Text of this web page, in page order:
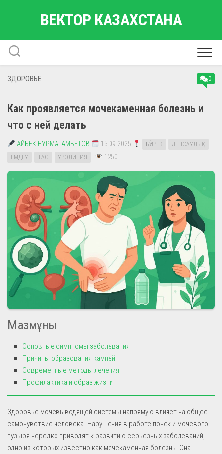
ВЕКТОР КАЗАХСТАНА
ЗДОРОВЬЕ 0
Как проявляется мочекаменная болезнь и
что с ней делать
АЙБЕК НУРМАГАМБЕТОВ 15.09.2025 БҮЙРЕК
ДЕНСАУЛЫҚ
ЕМДЕУ
ТАС УРОЛИТИЯ 1250
Мазмұны
Основные симптомы заболевания
Причины образования камней
Современные методы лечения
Профилактика и образ жизни
Здоровье мочевыводящей системы напрямую влияет на общее
самочувствие человека. Нарушения в работе почек и мочевого
пузыря нередко приводят к развитию серьезных заболеваний,
одно из которых известно как мочекаменная болезнь. Она